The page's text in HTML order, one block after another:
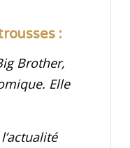
:
Brother,
Elle